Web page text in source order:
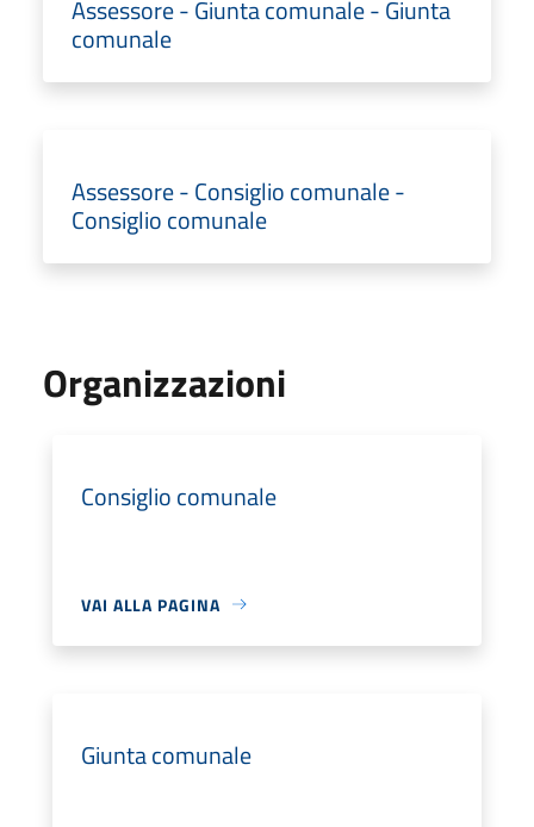
Assessore - Giunta comunale - Giunta
comunale
Assessore - Consiglio comunale -
Consiglio comunale
Organizzazioni
Consiglio comunale
VAI ALLA PAGINA
Giunta comunale